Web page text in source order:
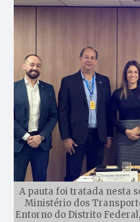
A pauta foi tratada nesta
Ministério dos
Entorno do Distrito